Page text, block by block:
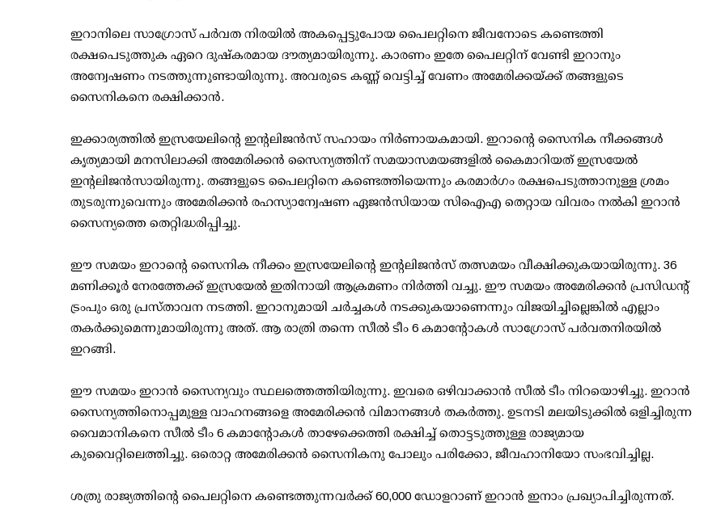
ഇറാനിലെ സാഗ്രോസ് പര്‍വത നിരയില്‍ അകപ്പെട്ടുപോയ പൈലറ്റിനെ ജീവനോടെ കണ്ടെത്തി
രക്ഷപെടുത്തുക ഏറെ ദുഷ്‌കരമായ ദൗത്യമായിരുന്നു. കാരണം ഇതേ പൈലറ്റിന് വേണ്ടി ഇറാനും
അന്വേഷണം നടത്തുന്നുണ്ടായിരുന്നു. അവരുടെ കണ്ണ് വെട്ടിച്ച് വേണം അമേരിക്കയ്ക്ക് തങ്ങളുടെ
സൈനികനെ രക്ഷിക്കാന്‍.
ഇക്കാര്യത്തില്‍ ഇസ്രയേലിന്റെ ഇന്റലിജന്‍സ് സഹായം നിര്‍ണായകമായി. ഇറാന്റെ സൈനിക നീക്കങ്ങള്‍
കൃത്യമായി മനസിലാക്കി അമേരിക്കന്‍ സൈന്യത്തിന് സമയാസമയങ്ങളില്‍ കൈമാറിയത് ഇസ്രയേല്‍
ഇന്റലിജന്‍സായിരുന്നു. തങ്ങളുടെ പൈലറ്റിനെ കണ്ടെത്തിയെന്നും കരമാര്‍ഗം രക്ഷപെടുത്താനുള്ള ശ്രമം
തുടരുന്നുവെന്നും അമേരിക്കന്‍ രഹസ്യാന്വേഷണ ഏജന്‍സിയായ സിഐഎ തെറ്റായ വിവരം നല്‍കി ഇറാന്‍
സൈന്യത്തെ തെറ്റിദ്ധരിപ്പിച്ചു.
ഈ സമയം ഇറാന്റെ സൈനിക നീക്കം ഇസ്രയേലിന്റെ ഇന്റലിജന്‍സ് തത്സമയം വീക്ഷിക്കുകയായിരുന്നു. 36
മണിക്കൂര്‍ നേരത്തേക്ക് ഇസ്രയേല്‍ ഇതിനായി ആക്രമണം നിര്‍ത്തി വച്ചു. ഈ സമയം അമേരിക്കന്‍ പ്രസിഡന്റ്
ട്രംപും ഒരു പ്രസ്താവന നടത്തി. ഇറാനുമായി ചര്‍ച്ചകള്‍ നടക്കുകയാണെന്നും വിജയിച്ചില്ലെങ്കില്‍ എല്ലാം
തകര്‍ക്കുമെന്നുമായിരുന്നു അത്. ആ രാത്രി തന്നെ സീല്‍ ടീം 6 കമാന്റോകള്‍ സാഗ്രോസ് പര്‍വതനിരയില്‍
ഇറങ്ങി.
ഈ സമയം ഇറാന്‍ സൈന്യവും സ്ഥലത്തെത്തിയിരുന്നു. ഇവരെ ഒഴിവാക്കാന്‍ സീല്‍ ടീം നിറയൊഴിച്ചു. ഇറാന്‍
സൈന്യത്തിനൊപ്പമുള്ള വാഹനങ്ങളെ അമേരിക്കന്‍ വിമാനങ്ങള്‍ തകര്‍ത്തു. ഉടനടി മലയിടുക്കില്‍ ഒളിച്ചിരുന്ന
വൈമാനികനെ സീല്‍ ടീം 6 കമാന്റോകള്‍ താഴേക്കെത്തി രക്ഷിച്ച് തൊട്ടടുത്തുള്ള രാജ്യമായ
കുവൈറ്റിലെത്തിച്ചു. ഒരൊറ്റ അമേരിക്കന്‍ സൈനികനു പോലും പരിക്കോ, ജീവഹാനിയോ സംഭവിച്ചില്ല.
ശത്രു രാജ്യത്തിന്റെ പൈലറ്റിനെ കണ്ടെത്തുന്നവര്‍ക്ക് 60,000 ഡോളറാണ് ഇറാന്‍ ഇനാം പ്രഖ്യാപിച്ചിരുന്നത്.